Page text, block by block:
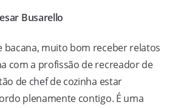
Busarello
bacana, muito bom receber relatos
com a profissão de recreador de
de chef de cozinha estar
plenamente contigo. É uma